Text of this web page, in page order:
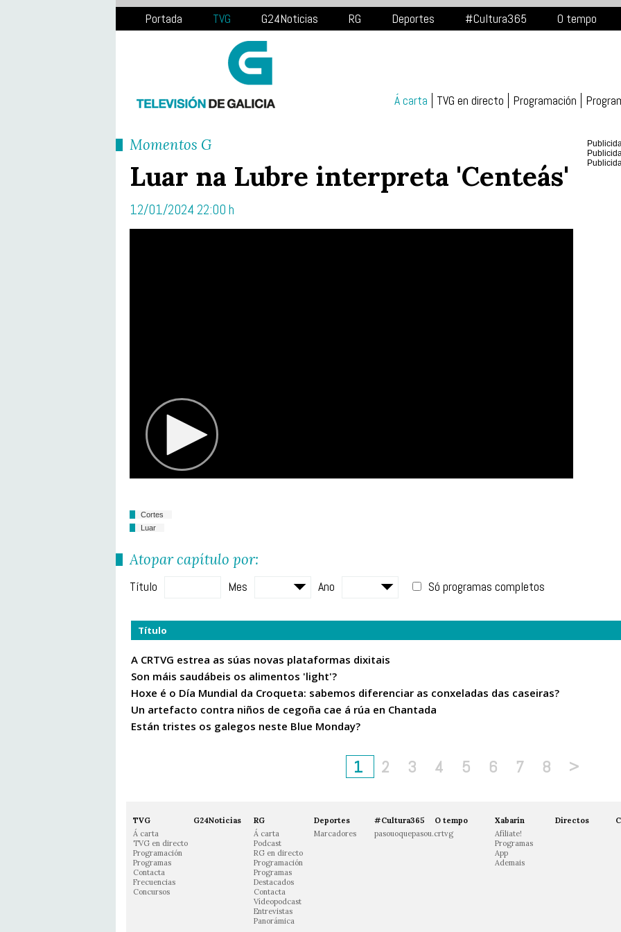
Portada TVG G24Noticias RG Deportes #Cultura365 O tempo
Á carta TVG en directo Programación
Momentos G
Luar na Lubre interpreta 'Centeás'
12/01/2024 22:00 h
Cortes
Luar
Atopar capítulo por:
Título Mes Ano Só programas completos
Título
A CRTVG estrea as súas novas plataformas dixitais
Son máis saudábeis os alimentos 'light'?
Hoxe é o Día Mundial da Croqueta: sabemos diferenciar as conxeladas das caseiras?
Un artefacto contra niños de cegoña cae á rúa en Chantada
Están tristes os galegos neste Blue Monday?
1 2 3 4 5 6 7 8 >
TVG
Á carta
TVG en directo
Programación
Programas
Contacta
Frecuencias
Concursos
G24Noticias
RG
Á carta
Podcast
RG en directo
Programación
Programas
Destacados
Contacta
Vídeopodcast
Entrevistas
Panorámica
Deportes
Marcadores
#Cultura365
pasouoquepasou.crtvg
O tempo
Xabarín
Afíliate!
Programas
App
Ademais
Directos